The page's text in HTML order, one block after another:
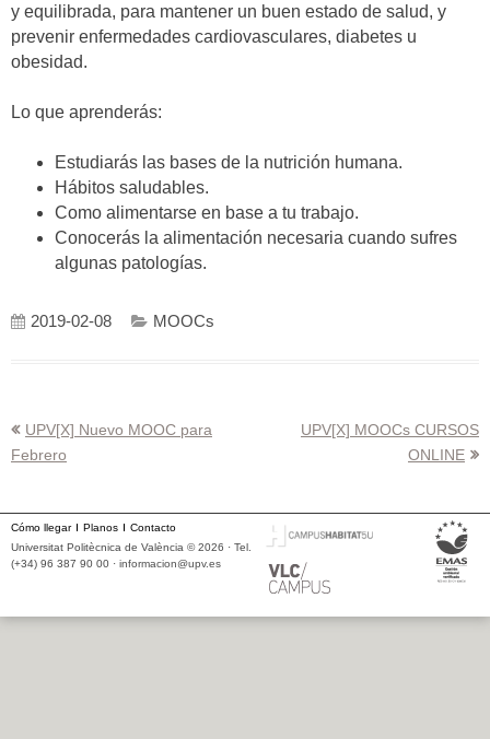
y equilibrada, para mantener un buen estado de salud, y
prevenir enfermedades cardiovasculares, diabetes u
obesidad.
Lo que aprenderás:
Estudiarás las bases de la nutrición humana.
Hábitos saludables.
Como alimentarse en base a tu trabajo.
Conocerás la alimentación necesaria cuando sufres
algunas patologías.
2019-02-08 MOOCs
Navegación
de
UPV[X] Nuevo MOOC para
Febrero
UPV[X] MOOCs CURSOS
ONLINE
Cómo llegar Planos
Contacto
Universitat Politècnica de València © 2026 · Tel.
(+34) 96 387 90 00 · informacion@upv.es